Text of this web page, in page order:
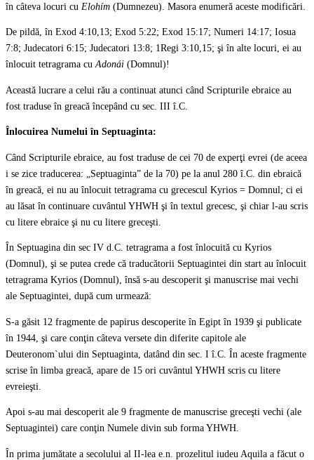
în câteva locuri cu Elohím (Dumnezeu). Masora enumeră aceste modificări.
De pildă, în Exod 4:10,13; Exod 5:22; Exod 15:17; Numeri 14:17; Iosua
7:8; Judecatori 6:15; Judecatori 13:8; 1Regi 3:10,15; şi în alte locuri, ei au
înlocuit tetragrama cuAdonái (Domnul)!
Această lucrare a celui rău a continuat atunci când Scripturile ebraice au
fost traduse în greacă începând cu sec. III î.C.
Înlocuirea Numelui în Septuaginta:
Când Scripturile ebraice, au fost traduse de cei 70 de experţi evrei (de aceea
i se zice traducerea: „Septuaginta” de la 70) pe la anul 280 î.C. din ebraică
în greacă, ei nu au înlocuit tetragrama cu grecescul Kyrios = Domnul; ci ei
au lăsat în continuare cuvântul YHWH şi în textul grecesc, şi chiar l-au scris
cu litere ebraice şi nu cu litere greceşti.
În Septuagina din sec IV d.C. tetragrama a fost înlocuită cu Kyrios
(Domnul), şi se putea crede că traducătorii Septuagintei din start au înlocuit
tetragrama Kyrios (Domnul), însă s-au descoperit şi manuscrise mai vechi
ale Septuagintei, după cum urmează:
S-a găsit 12 fragmente de papirus descoperite în Egipt în 1939 şi publicate
în 1944, şi care conţin câteva versete din diferite capitole ale
Deuteronom`ului din Septuaginta, datând din sec. I î.C. În aceste fragmente
scrise în limba greacă, apare de 15 ori cuvântul YHWH scris cu litere
evreieşti.
Apoi s-au mai descoperit ale 9 fragmente de manuscrise greceşti vechi (ale
Septuagintei) care conţin Numele divin sub forma YHWH.
În prima jumătate a secolului al II-lea e.n. prozelitul iudeu Aquila a făcut o